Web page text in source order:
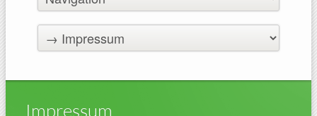
Impressum